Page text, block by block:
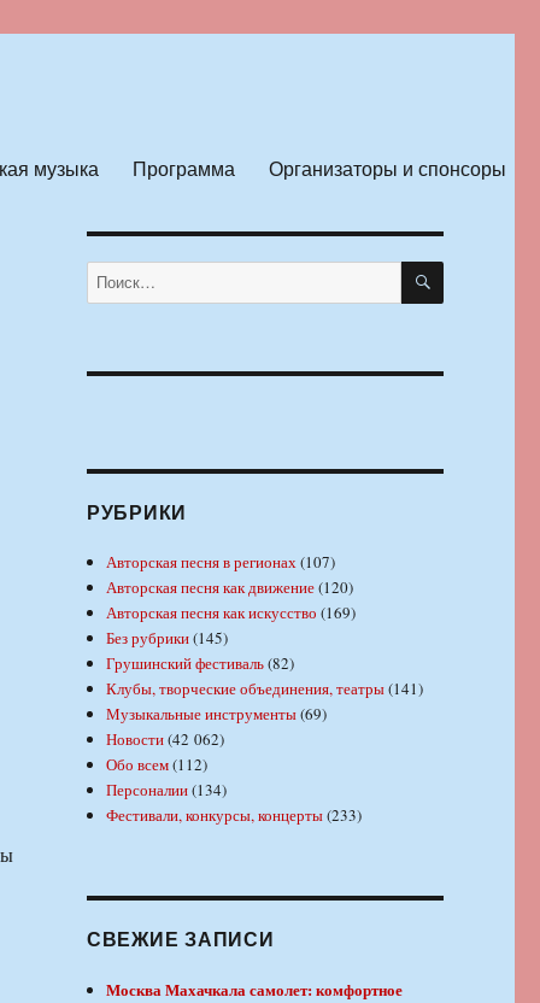
музыка Программа Организаторы и спонсоры
Искать: ПОИСК
РУБРИКИ
Авторская песня в регионах(107)
Авторская песня как движение(120)
Авторская песня как искусство (169)
Без рубрики(145)
Грушинский фестиваль(82)
Клубы, творческие объединения, театры(141)
Музыкальные инструменты(69)
Новости(42 062)
Обо всем(112)
Персоналии(134)
Фестивали, конкурсы, концерты(233)
СВЕЖИЕ ЗАПИСИ
Москва Махачкала самолет: комфортное